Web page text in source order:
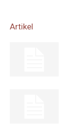
Artikel